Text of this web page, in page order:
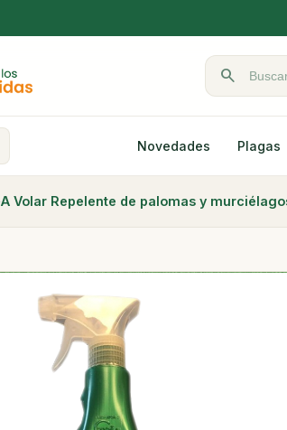
Buscar
search
Novedades Plagas
A Volar Repelente de palomas y